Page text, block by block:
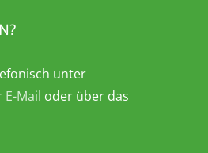
unter
E-Mail oder über das